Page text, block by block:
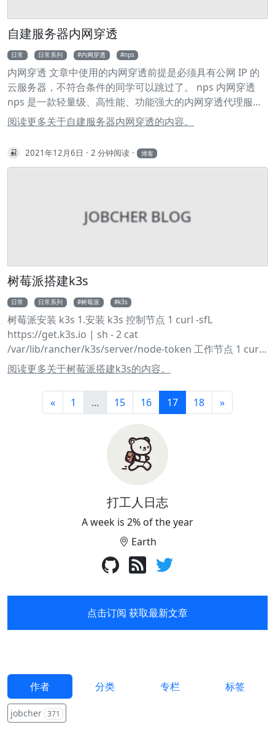
节的序号。初始序号称为 Init Sequense Number, ISN（序
号/序列号这个字段很重要，大家留个印象，下文会详细讲
这就表明：本报文段的数据的第一个字节的序号是 101，最
后一个字节的序号是 200。显然，下一个报文段的数据序号
应当从 201 开始，即下一个报文段的序号字段值应为 201。
确认号 ack：期望收到对方下一个报文段的第一个数据字节
的序号。若确认号为 N，则表明：到序号 N-1 为止的所有数
文段的数据起始处距离 TCP 报文段的起始处有多远。这个字
段实际上是指出 TCP 报文段的首部长度。 保留：占 6 位，
自建服务器内网穿透
日常 日常系列 内网穿透 nps
内网穿透 文章中使用的内网穿透前提是必须具有公网 IP 的
云服务器，不符合条件的同学可以跳过了。 nps 内网穿透
nps 是一款轻量级、高性能、功能强大的内网穿透代理服务
器。 在公网服务器上安装 nps sever 端 1 wget
https://github.com/ehang-
io/nps/releases/download/v0.26.10/linux_amd64_server.
tar.gz 2 tar -zxvf linux_amd64_server.tar.gz 3 sudo ./nps
tar.gz 2 tar -zxvf linux_amd64_client.tar.gz 3 sudo ./npc -
http://localhost:8080 frps 内网穿透 frps 相对于 nps 的劣
势是有断流的风险 frps 相对于 nps 的优势是对于高流量的
https://code.aliyun.com/MvsCode/frps-
onekey/raw/master/install-frps.sh -O ./install-frps.sh 2
chmod 700 .
阅读更多关于自建服务器内网穿透的内容。
2021年12月6日 2 分钟阅读 博客
JOBCHER BLOG
树莓派搭建k3s
日常 日常系列 树莓派 k3s
树莓派安装 k3s 1.安装 k3s 控制节点 1 curl -sfL
https://get.k3s.io | sh - 2 cat
/var/lib/rancher/k3s/server/node-token 工作节点 1 curl -
sfL https://get.k3s.io | K3S_URL=https://myserver:6443
K3S_TOKEN=mynodetoken sh - 树莓派特别要注意一个
坑，就是关于内存的问题这个之后再讲 1 k3s kubectl get
nodes 2 #显示正确的节点表示完成 卸载 k3s 1 #server 节
/usr/local/bin/k3s-agent-uninstall.sh 2.安装 dashboard
k3s 面板 部署 Kubernetes 仪表盘 1
GITHUB_URL=https://github.com/kubernetes/dashboar
{url_effective}' -I -L -s -S ${GITHUB_URL}/latest -o
/dev/null | sed -e 's|.*/||') 3 sudo k3s kubectl create -f
阅读更多关于树莓派搭建k3s的内容。
« 1 ... 15 16 17 18 »
打工人日志
A week is 2% of the year
Earth
点击订阅 获取最新文章
作者 分类 专栏 标签
jobcher 371